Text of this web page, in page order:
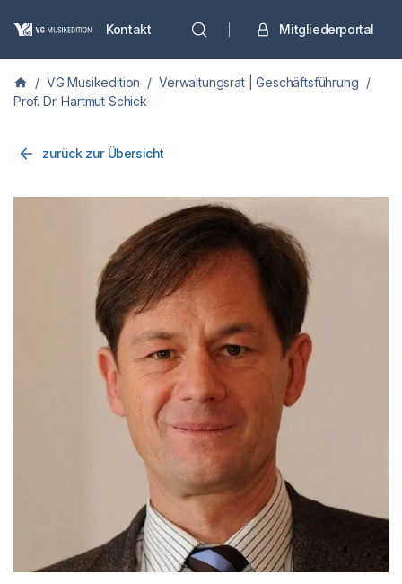
Kontakt Mitgliederportal
/ VG Musikedition / Verwaltungsrat | Geschäftsführung /
Prof. Dr. Hartmut Schick
zurück zur Übersicht